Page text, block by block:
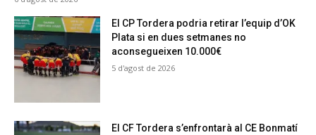
El CP Tordera podria retirar l’equip d’OK
Plata si en dues setmanes no
aconsegueixen 10.000€
5 d'agost de 2026
El CF Tordera s’enfrontarà al CE Bonmatí